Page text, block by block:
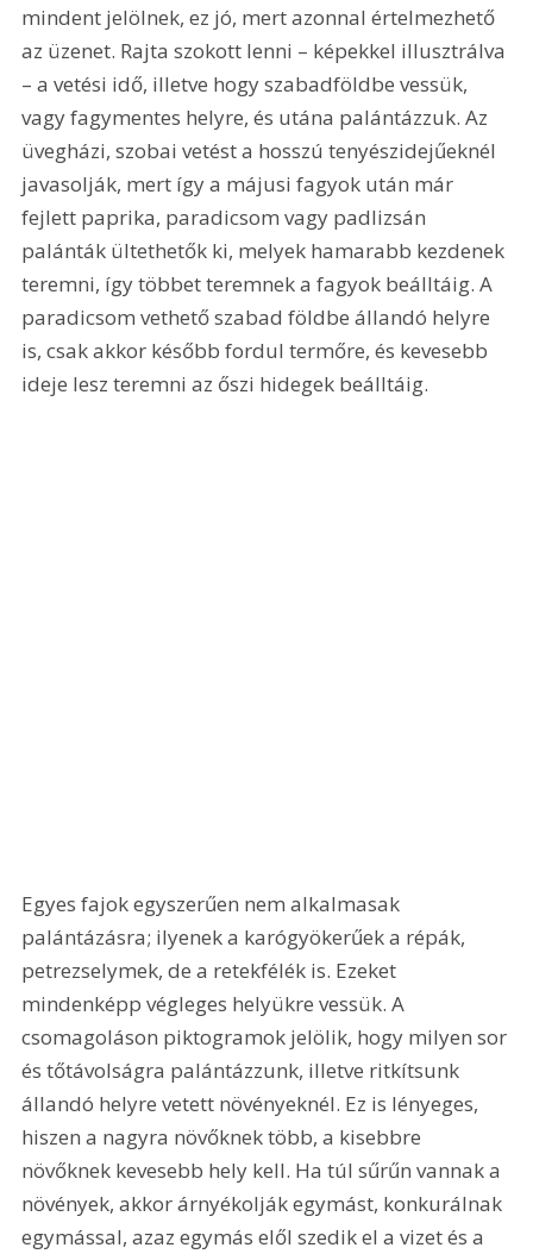
mindent jelölnek, ez jó, mert azonnal értelmezhető
az üzenet. Rajta szokott lenni – képekkel illusztrálva
– a vetési idő, illetve hogy szabadföldbe vessük,
vagy fagymentes helyre, és utána palántázzuk. Az
üvegházi, szobai vetést a hosszú tenyészidejűeknél
javasolják, mert így a májusi fagyok után már
fejlett paprika, paradicsom vagy padlizsán
palánták ültethetők ki, melyek hamarabb kezdenek
teremni, így többet teremnek a fagyok beálltáig. A
paradicsom vethető szabad földbe állandó helyre
is, csak akkor később fordul termőre, és kevesebb
ideje lesz teremni az őszi hidegek beálltáig.
Egyes fajok egyszerűen nem alkalmasak
palántázásra; ilyenek a karógyökerűek a répák,
petrezselymek, de a retekfélék is. Ezeket
mindenképp végleges helyükre vessük. A
csomagoláson piktogramok jelölik, hogy milyen sor
és tőtávolságra palántázzunk, illetve ritkítsunk
állandó helyre vetett növényeknél. Ez is lényeges,
hiszen a nagyra növőknek több, a kisebbre
növőknek kevesebb hely kell. Ha túl sűrűn vannak a
növények, akkor árnyékolják egymást, konkurálnak
egymással, azaz egymás elől szedik el a vizet és a